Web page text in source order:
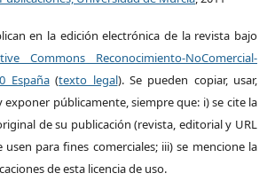
en la edición electrónica de la revista bajo
Commons Reconocimiento-NoComercial-
España(texto legal). Se pueden copiar, usar,
públicamente, siempre que: i) se cite la
de su publicación (revista, editorial y URL
para fines comerciales; iii) se mencione la
de esta licencia de uso.